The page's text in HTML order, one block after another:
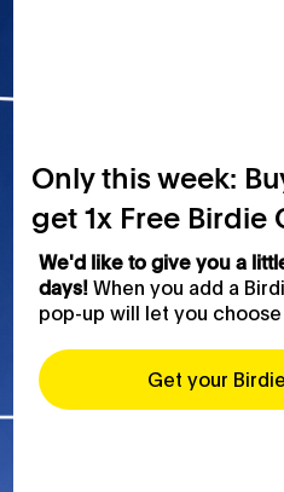
Only this week:
get 1x Free Birdie
We'd like to give you a
days! When you add a
pop-up will let you
Get your